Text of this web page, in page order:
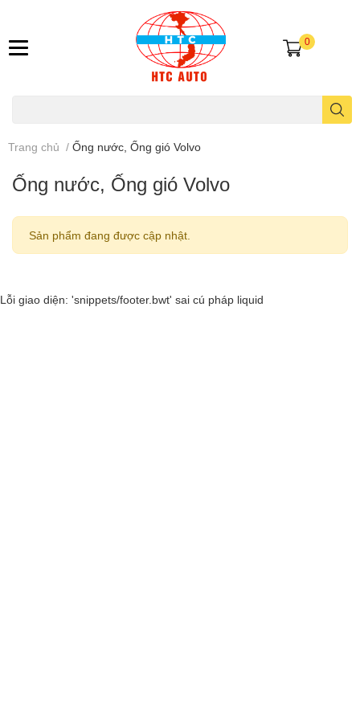
0
Trang chủ / Ống nước, Ống gió Volvo
Ống nước, Ống gió Volvo
Sản phẩm đang được cập nhật.
Lỗi giao diện: 'snippets/footer.bwt' sai cú pháp liquid